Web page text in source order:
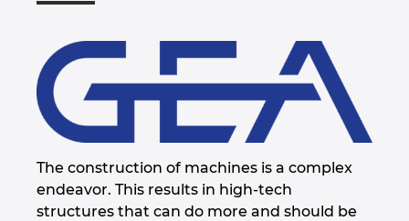
The construction of machines is a complex
endeavor. This results in high-tech
structures that can do more and should be